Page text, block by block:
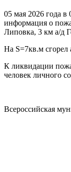
05 мая 2026 года в
информация о
Липовка, 3 км а/д
На S=7кв.м сгорел
К ликвидации
человек личного
Всероссийская